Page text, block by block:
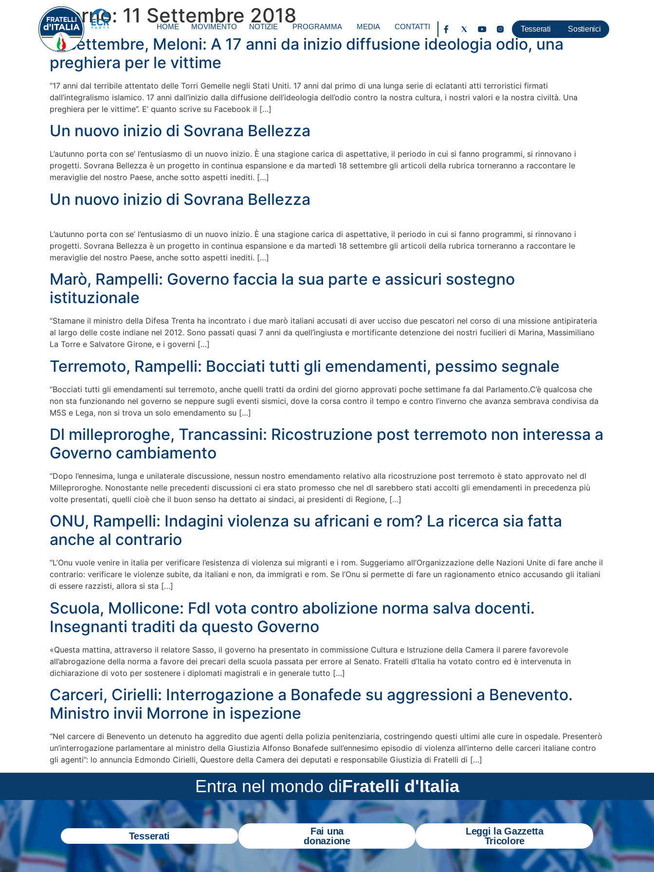
HOME MOVIMENTO NOTIZIE PROGRAMMA MEDIA CONTATTI Tesserati Sostienici
Giorno: 11 Settembre 2018
11 settembre, Meloni: A 17 anni da inizio diffusione ideologia odio, una
preghiera per le vittime
“17 anni dal terribile attentato delle Torri Gemelle negli Stati Uniti. 17 anni dal primo di una lunga serie di eclatanti atti terroristici firmati
dall’integralismo islamico. 17 anni dall’inizio dalla diffusione dell’ideologia dell’odio contro la nostra cultura, i nostri valori e la nostra civiltà. Una
preghiera per le vittime”. E’ quanto scrive su Facebook il […]
Un nuovo inizio di Sovrana Bellezza
L’autunno porta con se’ l’entusiasmo di un nuovo inizio. È una stagione carica di aspettative, il periodo in cui si fanno programmi, si rinnovano i
progetti. Sovrana Bellezza è un progetto in continua espansione e da martedì 18 settembre gli articoli della rubrica torneranno a raccontare le
meraviglie del nostro Paese, anche sotto aspetti inediti. […]
Un nuovo inizio di Sovrana Bellezza
L’autunno porta con se’ l’entusiasmo di un nuovo inizio. È una stagione carica di aspettative, il periodo in cui si fanno programmi, si rinnovano i
progetti. Sovrana Bellezza è un progetto in continua espansione e da martedì 18 settembre gli articoli della rubrica torneranno a raccontare le
meraviglie del nostro Paese, anche sotto aspetti inediti. […]
Marò, Rampelli: Governo faccia la sua parte e assicuri sostegno
istituzionale
“Stamane il ministro della Difesa Trenta ha incontrato i due marò italiani accusati di aver ucciso due pescatori nel corso di una missione antipirateria
al largo delle coste indiane nel 2012. Sono passati quasi 7 anni da quell’ingiusta e mortificante detenzione dei nostri fucilieri di Marina, Massimiliano
La Torre e Salvatore Girone, e i governi […]
Terremoto, Rampelli: Bocciati tutti gli emendamenti, pessimo segnale
“Bocciati tutti gli emendamenti sul terremoto, anche quelli tratti da ordini del giorno approvati poche settimane fa dal Parlamento.C’è qualcosa che
non sta funzionando nel governo se neppure sugli eventi sismici, dove la corsa contro il tempo e contro l’inverno che avanza sembrava condivisa da
M5S e Lega, non si trova un solo emendamento su […]
Dl milleproroghe, Trancassini: Ricostruzione post terremoto non interessa a
Governo cambiamento
“Dopo l’ennesima, lunga e unilaterale discussione, nessun nostro emendamento relativo alla ricostruzione post terremoto è stato approvato nel dl
Milleproroghe. Nonostante nelle precedenti discussioni ci era stato promesso che nel dl sarebbero stati accolti gli emendamenti in precedenza più
volte presentati, quelli cioè che il buon senso ha dettato ai sindaci, ai presidenti di Regione, […]
ONU, Rampelli: Indagini violenza su africani e rom? La ricerca sia fatta
anche al contrario
“L’Onu vuole venire in italia per verificare l’esistenza di violenza sui migranti e i rom. Suggeriamo all’Organizzazione delle Nazioni Unite di fare anche il
contrario: verificare le violenze subite, da italiani e non, da immigrati e rom. Se l’Onu si permette di fare un ragionamento etnico accusando gli italiani
di essere razzisti, allora si sta […]
Scuola, Mollicone: FdI vota contro abolizione norma salva docenti.
Insegnanti traditi da questo Governo
«Questa mattina, attraverso il relatore Sasso, il governo ha presentato in commissione Cultura e Istruzione della Camera il parere favorevole
all’abrogazione della norma a favore dei precari della scuola passata per errore al Senato. Fratelli d’Italia ha votato contro ed è intervenuta in
dichiarazione di voto per sostenere i diplomati magistrali e in generale tutto […]
Carceri, Cirielli: Interrogazione a Bonafede su aggressioni a Benevento.
Ministro invii Morrone in ispezione
“Nel carcere di Benevento un detenuto ha aggredito due agenti della polizia penitenziaria, costringendo questi ultimi alle cure in ospedale. Presenterò
un’interrogazione parlamentare al ministro della Giustizia Alfonso Bonafede sull’ennesimo episodio di violenza all’interno delle carceri italiane contro
gli agenti”: lo annuncia Edmondo Cirielli, Questore della Camera dei deputati e responsabile Giustizia di Fratelli di […]
Entra nel mondo diFratelli d'Italia
Tesserati
Fai una
donazione
Leggi la Gazzetta
Tricolore